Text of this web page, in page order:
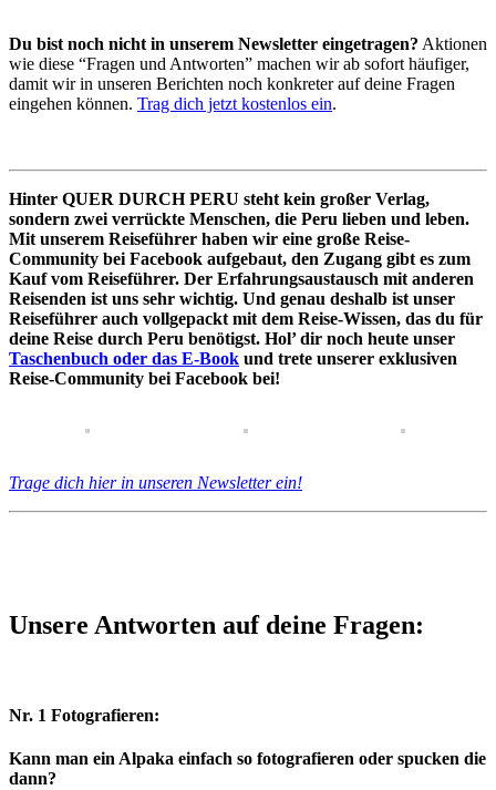
Du bist noch nicht in unserem Newsletter eingetragen? Aktionen
wie diese “Fragen und Antworten” machen wir ab sofort häufiger,
damit wir in unseren Berichten noch konkreter auf deine Fragen
eingehen können. Trag dich jetzt kostenlos ein.
Hinter QUER DURCH PERU steht kein großer Verlag,
sondern zwei verrückte Menschen, die Peru lieben und leben.
Mit unserem Reiseführer haben wir eine große Reise-
Community bei Facebook aufgebaut, den Zugang gibt es zum
Kauf vom Reiseführer. Der Erfahrungsaustausch mit anderen
Reisenden ist uns sehr wichtig. Und genau deshalb ist unser
Reiseführer auch vollgepackt mit dem Reise-Wissen, das du für
deine Reise durch Peru benötigst. Hol’ dir noch heute unser
Taschenbuch oder das E-Book und trete unserer exklusiven
Reise-Community bei Facebook bei!
Trage dich hier in unseren Newsletter ein!
Unsere Antworten auf deine Fragen:
Nr. 1 Fotografieren:
Kann man ein Alpaka einfach so fotografieren oder spucken die
dann?